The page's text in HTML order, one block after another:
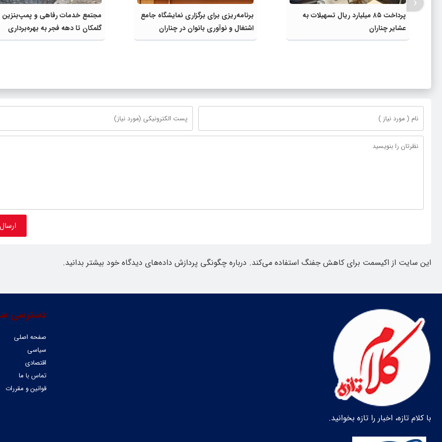
پرداخت ۸۵ میلیارد ریال تسهیلات به
عشایر چناران
برنامه‌ریزی برای برگزاری نمایشگاه جامع
اشتغال و نوآوری بانوان در چناران
مجتمع خدمات رفاهی و پمپ‌بنزین
گلمکان تا دهه فجر به بهره‌برداری
می‌رسد
این سایت از اکیسمت برای کاهش جفنگ استفاده می‌کند. درباره چگونگی پردازش داده‌های دیدگاه خود بیشتر بدانید.
با کلام تازه، اخبار را تازه بخوانید.
دسترسی
صفحه اصلی
سیاسی
اقتصادی
تماس با ما
قوانین و مقررات